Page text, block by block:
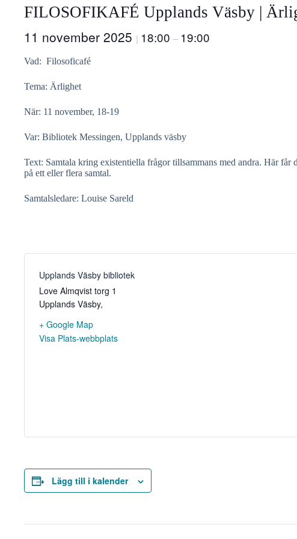
FILOSOFIKAFÉ Upplands Väsby |
11 november 2025 | 18:00 – 19:00
Vad: Filosoficafé
Tema: Ärlighet
När: 11 november, 18-19
Var: Bibliotek Messingen, Upplands väsby
Text: Samtala kring existentiella frågor tillsammans med andra. Här
på ett eller flera samtal.
Samtalsledare: Louise Sareld
Upplands Väsby bibliotek
Love Almqvist torg 1
Upplands Väsby,
+ Google Map
Visa Plats-webbplats
Lägg till i kalender